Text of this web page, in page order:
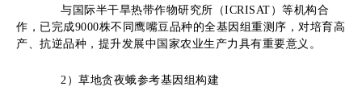
与国际半干旱热带作物研究所（ICRISAT）等机构合
作，已完成9000株不同鹰嘴豆品种的全基因组重测序，对培育高
产、抗逆品种，提升发展中国家农业生产力具有重要意义。
2 ） 草地贪夜蛾参考基因组构建